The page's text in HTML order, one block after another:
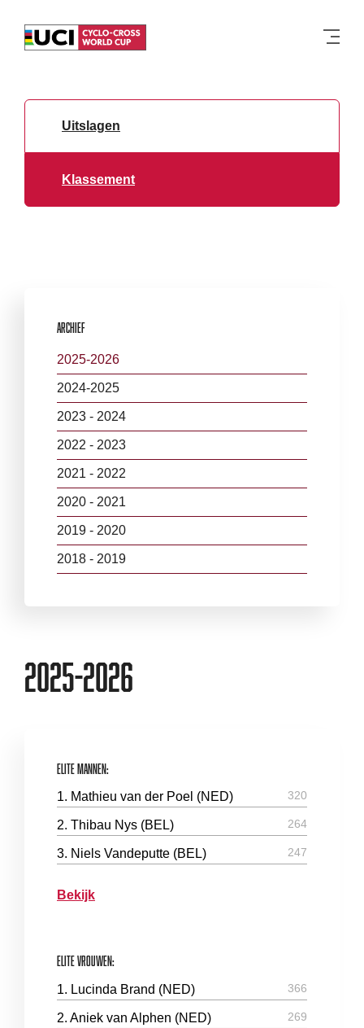
Uitslagen
Klassement
2025-2026
Elite Mannen:
1. Mathieu van der Poel (NED) 320
2. Thibau Nys (BEL) 264
3. Niels Vandeputte (BEL) 247
Bekijk
Elite Vrouwen:
1. Lucinda Brand (NED) 366
2. Aniek van Alphen (NED) 269
Archief
2025-2026
2024-2025
2023 - 2024
2022 - 2023
2021 - 2022
2020 - 2021
2019 - 2020
2018 - 2019